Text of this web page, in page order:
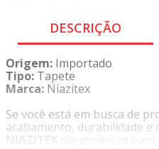
DESCRIÇÃO
Origem: Importado
Tipo: Tapete
Marca: Niazitex
Se você está em busca de
acabamento, durabilidade e
NIAZITEX disponibiliza para